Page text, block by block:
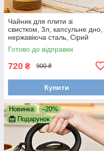
Чайник для плити зі
свистком, 3л, капсульне дно,
нержавіюча сталь, Сірий
Готово до відправки
720 ₴ 900 ₴
Купити
Новинка
–20%
Подарунок